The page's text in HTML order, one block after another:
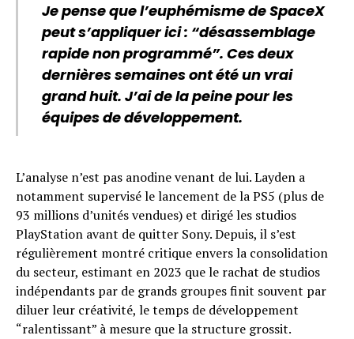
Je pense que l’euphémisme de SpaceX
peut s’appliquer ici : “désassemblage
rapide non programmé”. Ces deux
dernières semaines ont été un vrai
grand huit. J’ai de la peine pour les
équipes de développement.
L’analyse n’est pas anodine venant de lui. Layden a
notamment supervisé le lancement de la PS5 (plus de
93 millions d’unités vendues) et dirigé les studios
PlayStation avant de quitter Sony. Depuis, il s’est
régulièrement montré critique envers la consolidation
du secteur, estimant en 2023 que le rachat de studios
indépendants par de grands groupes finit souvent par
diluer leur créativité, le temps de développement
“ralentissant” à mesure que la structure grossit.